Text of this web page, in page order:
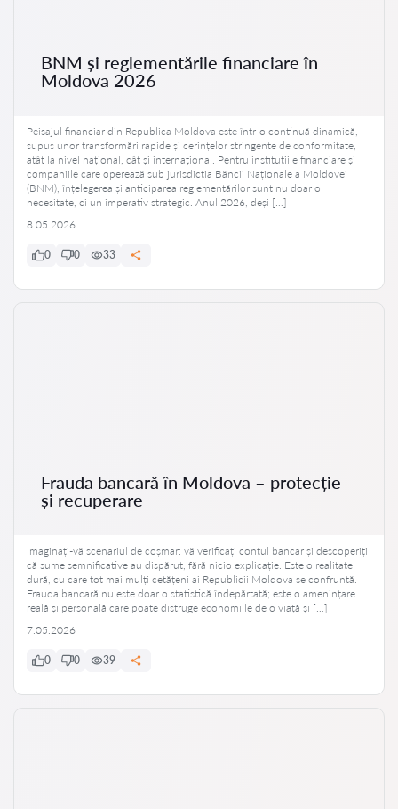
BNM și reglementările financiare în
Moldova 2026
Peisajul financiar din Republica Moldova este într-o continuă dinamică,
supus unor transformări rapide și cerințelor stringente de conformitate,
atât la nivel național, cât și internațional. Pentru instituțiile financiare și
companiile care operează sub jurisdicția Băncii Naționale a Moldovei
(BNM), înțelegerea și anticiparea reglementărilor sunt nu doar o
necesitate, ci un imperativ strategic. Anul 2026, deși […]
8.05.2026
0 0 33
Frauda bancară în Moldova – protecție
și recuperare
Imaginați-vă scenariul de coșmar: vă verificați contul bancar și descoperiți
că sume semnificative au dispărut, fără nicio explicație. Este o realitate
dură, cu care tot mai mulți cetățeni ai Republicii Moldova se confruntă.
Frauda bancară nu este doar o statistică îndepărtată; este o amenințare
reală și personală care poate distruge economiile de o viață și […]
7.05.2026
0 0 39